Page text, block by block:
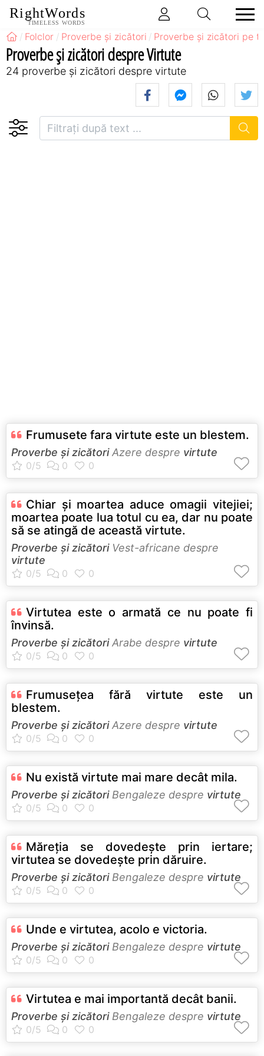
RightWords
TIMELESS WORDS
Folclor Proverbe și zicători Proverbe și zicători pe
Proverbe și zicători despre Virtute
24 proverbe și zicători despre virtute
Frumusete fara virtute este un blestem.
Proverbe și zicătoriAzere despre virtute
Chiar şi moartea aduce omagii vitejiei;
moartea poate lua totul cu ea, dar nu poate
să se atingă de această virtute.
Proverbe și zicătoriVest-africane despre
virtute
Virtutea este o armată ce nu poate fi
învinsă.
Proverbe și zicătoriArabe despre virtute
Frumuseţea fără virtute este un
blestem.
Proverbe și zicătoriAzere despre virtute
Nu există virtute mai mare decât mila.
Proverbe și zicătoriBengaleze despre virtute
Măreţia se dovedeşte prin iertare;
virtutea se dovedeşte prin dăruire.
Proverbe și zicătoriBengaleze despre virtute
Unde e virtutea, acolo e victoria.
Proverbe și zicătoriBengaleze despre virtute
Virtutea e mai importantă decât banii.
Proverbe și zicătoriBengaleze despre virtute